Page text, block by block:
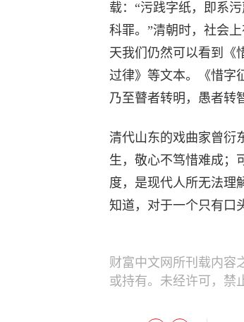
载：“污践字纸，即系
科罪。”清朝时，社会
天我们仍然可以看到《
过律》等文本。《惜字
乃至瞽者转明，愚者转
清代山东的戏曲家曾衍
生，敬心不笃惜难成；
度，是现代人所无法理
知道，对于一个只有口
财富中文网所刊载内容
或持有。未经许可，禁